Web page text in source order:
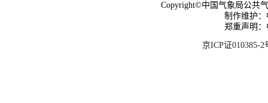
Copyright©中国气象局公共
制作维护
郑重声明
京ICP证010385-2